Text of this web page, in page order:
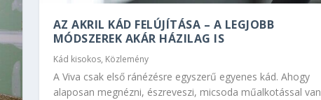
AZ AKRIL KÁD FELÚJÍTÁSA – A LEGJOBB
MÓDSZEREK AKÁR HÁZILAG IS
Kád kisokos, Közlemény
A Viva csak első ránézésre egyszerű egyenes kád. Ahogy
alaposan megnézni, észreveszi, micsoda műalkotással van